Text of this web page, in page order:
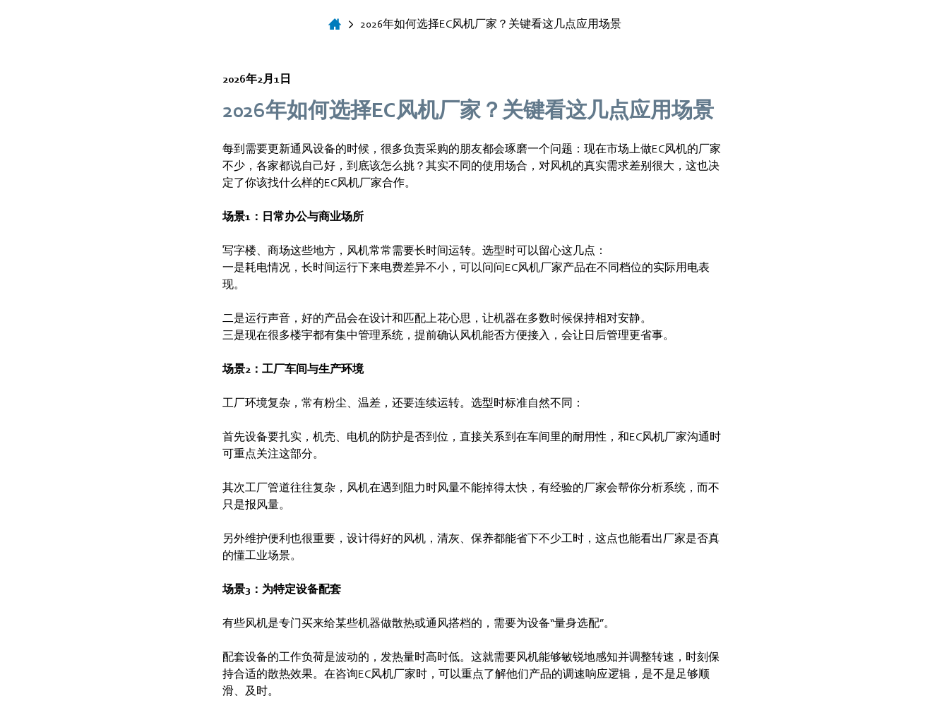
2026年如何选择EC风机厂家？关键看这几点应用场景
2026年2月1日
2026年如何选择EC风机厂家？关键看这几点应用场景
每到需要更新通风设备的时候，很多负责采购的朋友都会琢磨一个问题：现在市场上做EC风机的厂家
不少，各家都说自己好，到底该怎么挑？其实不同的使用场合，对风机的真实需求差别很大，这也决
定了你该找什么样的EC风机厂家合作。
场景1：日常办公与商业场所
写字楼、商场这些地方，风机常常需要长时间运转。选型时可以留心这几点：
一是耗电情况，长时间运行下来电费差异不小，可以问问EC风机厂家产品在不同档位的实际用电表
现。
二是运行声音，好的产品会在设计和匹配上花心思，让机器在多数时候保持相对安静。
三是现在很多楼宇都有集中管理系统，提前确认风机能否方便接入，会让日后管理更省事。
场景2：工厂车间与生产环境
工厂环境复杂，常有粉尘、温差，还要连续运转。选型时标准自然不同：
首先设备要扎实，机壳、电机的防护是否到位，直接关系到在车间里的耐用性，和EC风机厂家沟通时
可重点关注这部分。
其次工厂管道往往复杂，风机在遇到阻力时风量不能掉得太快，有经验的厂家会帮你分析系统，而不
只是报风量。
另外维护便利也很重要，设计得好的风机，清灰、保养都能省下不少工时，这点也能看出厂家是否真
的懂工业场景。
场景3：为特定设备配套
有些风机是专门买来给某些机器做散热或通风搭档的，需要为设备“量身选配”。
配套设备的工作负荷是波动的，发热量时高时低。这就需要风机能够敏锐地感知并调整转速，时刻保
持合适的散热效果。在咨询EC风机厂家时，可以重点了解他们产品的调速响应逻辑，是不是足够顺
滑、及时。